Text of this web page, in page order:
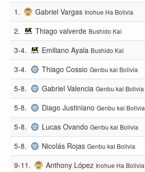
1. Gabriel Vargas Inohue Ha Bolivia
2. Thiago valverde Bushido Kai
3-4. Emiliano Ayala Bushido Kai
3-4. Thiago Cossio Genbu kai Bolivia
5-8. Gabriel Valencia Genbu kai Bolivia
5-8. Diago Justiniano Genbu kai Bolivia
5-8. Lucas Ovando Genbu kai Bolivia
5-8. Nicolás Rojas Genbu kai Bolivia
9-11. Anthony López Inohue Ha Bolivia